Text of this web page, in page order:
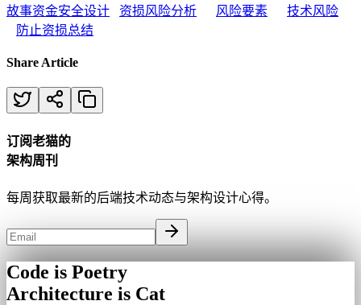
故事资金安全设计 资损风险分析 风险要素
技术风险
防止资损总结
Share Article
订阅老猫的
架构周刊
每周获取最新的后端技术动态与架构设计心得。
Code is Poetry
Architecture is Cat